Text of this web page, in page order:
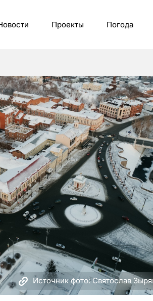
Проекты Погода
Источник фото: Святослав